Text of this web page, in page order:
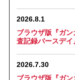
2026.8.1
ブラウザ版『ガ
査記録バースデイ
2026.7.30
ブラウザ版『ガ